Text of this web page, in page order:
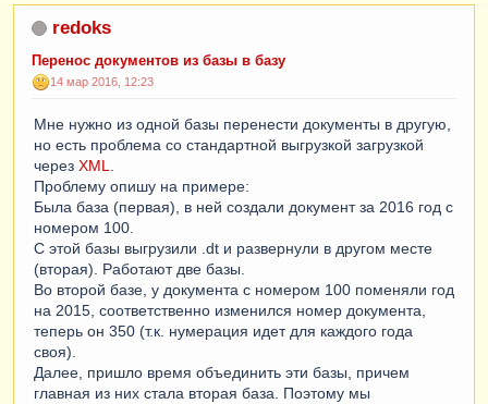
redoks
Перенос документов из базы в базу
14 мар 2016, 12:23
Мне нужно из одной базы перенести документы в другую,
но есть проблема со стандартной выгрузкой загрузкой
через XML
Проблему опишу на примере:
Была база (первая), в ней создали документ за 2016 год с
номером 100.
С этой базы выгрузили .dt и развернули в другом месте
(вторая). Работают две базы.
Во второй базе, у документа с номером 100 поменяли год
на 2015, соответственно изменился номер документа,
теперь он 350 (т.к. нумерация идет для каждого года
своя).
Далее, пришло время объединить эти базы, причем
главная из них стала вторая база. Поэтому мы